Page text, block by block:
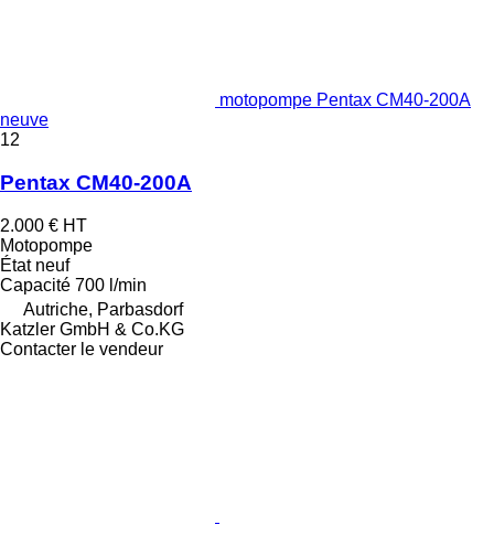
motopompe Pentax CM40-200A
neuve
12
Pentax CM40-200A
2.000 € HT
Motopompe
Étatneuf
Capacité 700 l/min
Autriche, Parbasdorf
Katzler GmbH & Co.KG
Contacter le vendeur